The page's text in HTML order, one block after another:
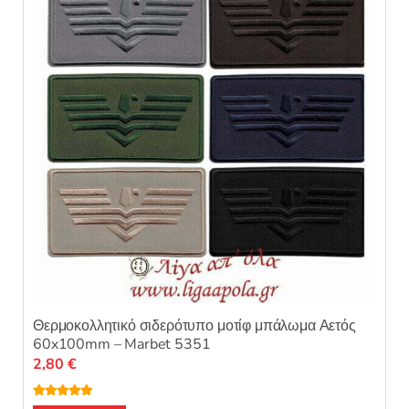
μπορούν
να
επιλεγούν
στη
σελίδα
του
προϊόντος
Θερμοκολλητικό σιδερότυπο μοτίφ μπάλωμα Αετός
60x100mm – Marbet 5351
2,80 €